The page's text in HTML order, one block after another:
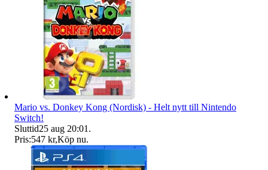
Mario vs. Donkey Kong (Nordisk) - Helt nytt till Nintendo
Switch!
Sluttid25 aug 20:01 .
Pris:547 kr,Köp nu.